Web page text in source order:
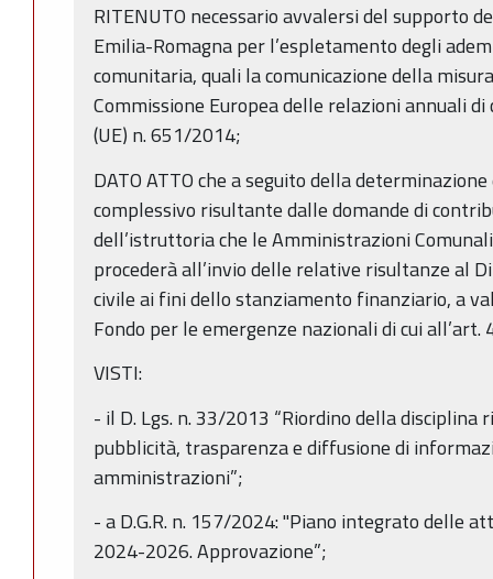
RITENUTO necessario avvalersi del supporto
Emilia-Romagna per l’espletamento degli
comunitaria, quali la comunicazione della
Commissione Europea delle relazioni annuali
(UE) n. 651/2014;
DATO ATTO che a seguito della
complessivo risultante dalle domande di
dell’istruttoria che le Amministrazioni
procederà all’invio delle relative risultanze al
civile ai fini dello stanziamento finanziario, a
Fondo per le emergenze nazionali di cui
VISTI:
- il D. Lgs. n. 33/2013 “Riordino della disciplina
pubblicità, trasparenza e diffusione di
amministrazioni”;
- a D.G.R. n. 157/2024: "Piano integrato delle
2024-2026. Approvazione”;